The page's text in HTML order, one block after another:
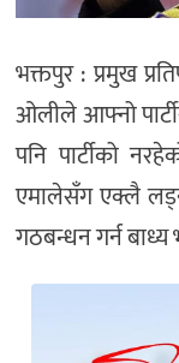
भक्तपुर : प्रमुख
ओलीले आफ्नो
पनि पार्टीको
एमालेसँग एक्लै
गठबन्धन गर्न बाध्य